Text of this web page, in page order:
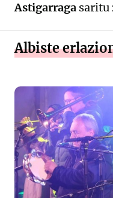
Astigarraga saritu
Albiste